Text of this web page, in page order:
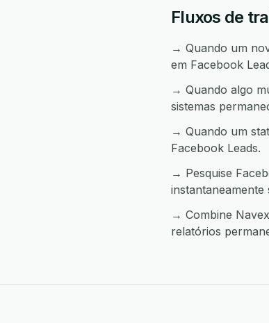
Fluxos de
→ Quando um
em Facebook
→ Quando algo
sistemas
→ Quando um
Facebook Leads.
→ Pesquise
instantaneamente
→ Combine
relatórios